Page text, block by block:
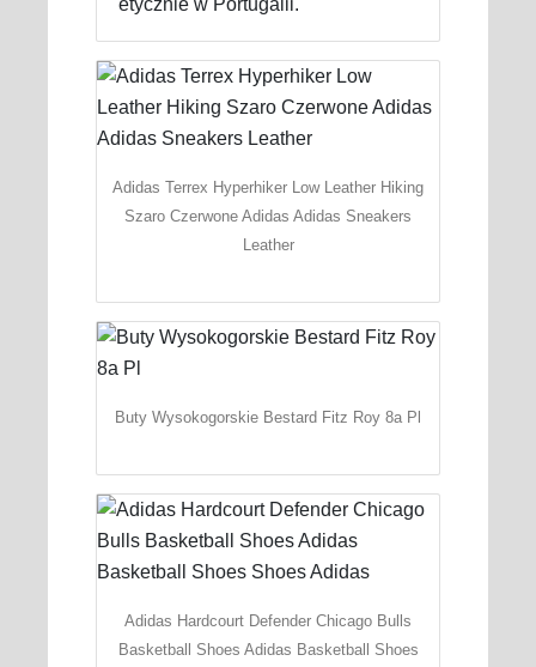
Adidas Terrex Hyperhiker Low Leather Hiking
Szaro Czerwone Adidas Adidas Sneakers
Leather
Buty Wysokogorskie Bestard Fitz Roy 8a Pl
Adidas Hardcourt Defender Chicago Bulls
Basketball Shoes Adidas Basketball Shoes